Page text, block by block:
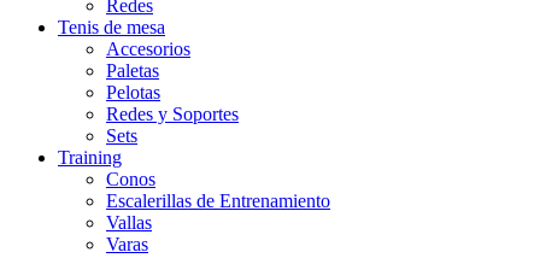
Redes
Tenis de mesa
Accesorios
Paletas
Pelotas
Redes y Soportes
Sets
Training
Conos
Escalerillas de Entrenamiento
Vallas
Varas